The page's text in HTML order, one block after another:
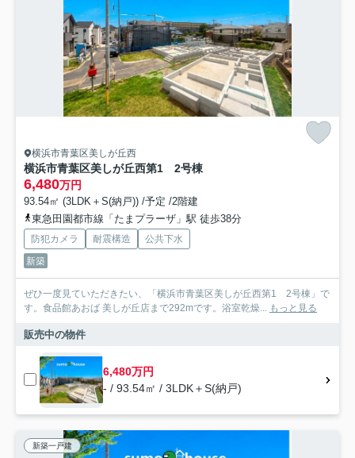
横浜市青葉区美しが丘西
横浜市青葉区美しが丘西第1 2号棟
6,480万円
93.54㎡ (3LDK＋S(納戸)) /予定 /2階建
東急田園都市線「たまプラーザ」駅 徒歩38分
防犯カメラ 耐震構造
公共下水
新築
ぜひ一度見ていただきたい、「横浜市青葉区美しが丘西第1 2号棟」で
す。食品館あおば 美しが丘店まで292mです。浴室乾燥...
もっと見る
販売中の物件
6,480万円
- / 93.54㎡ / 3LDK＋S(納戸)
新築一戸建